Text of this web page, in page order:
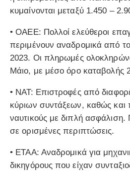
κυμαίνονται μεταξύ 1.450 –
• ΟΑΕΕ: Πολλοί ελεύθεροι
περιμένουν αναδρομικά από
2023. Οι πληρωμές
Μάιο, με μέσο όρο καταβολής
• ΝΑΤ: Επιστροφές από
κύριων συντάξεων, καθώς και
ναυτικούς με διπλή
σε ορισμένες περιπτώσεις.
• ΕΤΑΑ: Αναδρομικά για
δικηγόρους που είχαν